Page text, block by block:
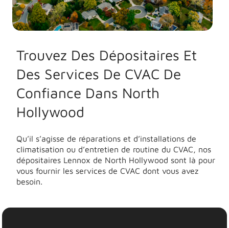
Trouvez Des Dépositaires Et
Des Services De CVAC De
Confiance Dans North
Hollywood
Qu’il s’agisse de réparations et d’installations de
climatisation ou d’entretien de routine du CVAC, nos
dépositaires Lennox de North Hollywood sont là pour
vous fournir les services de CVAC dont vous avez
besoin.